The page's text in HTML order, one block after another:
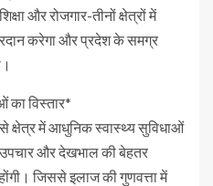
और रोजगार-तीनों क्षेत्रों में
करेगा और प्रदेश के समग्र
विस्तार*
में आधुनिक स्वास्थ्य सुविधाओं
उपचार और देखभाल की बेहतर
जिससे इलाज की गुणवत्ता में